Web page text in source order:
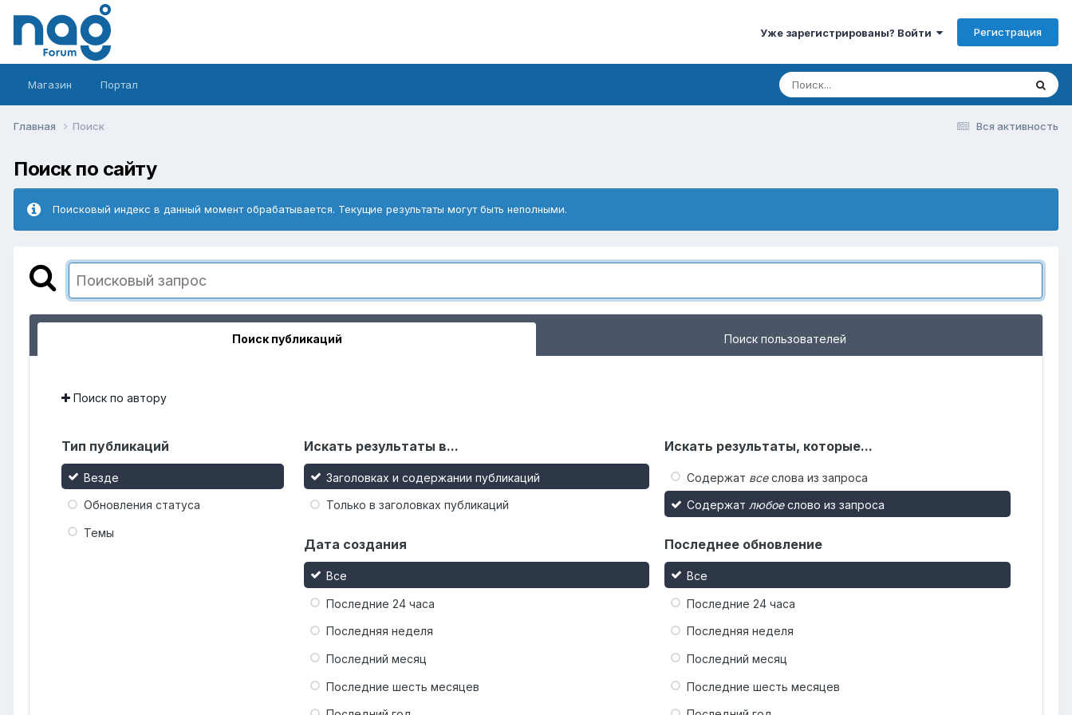
Уже зарегистрированы? Войти Регистрация
Магазин Портал
Вся активность
Главная Поиск
Поиск по сайту
Поисковый индекс в данный момент обрабатывается. Текущие результаты могут быть неполными.
Поиск публикаций Поиск пользователей
Поиск по автору
Тип публикаций
Везде
Обновления статуса
Темы
Искать результаты в...
Заголовках и содержании публикаций
Только в заголовках публикаций
Искать результаты, которые...
Содержат всеслова из запроса
Содержат любоеслово из запроса
Дата создания
Все
Последние 24 часа
Последняя неделя
Последний месяц
Последние шесть месяцев
Последнее обновление
Все
Последние 24 часа
Последняя неделя
Последний месяц
Последние шесть месяцев